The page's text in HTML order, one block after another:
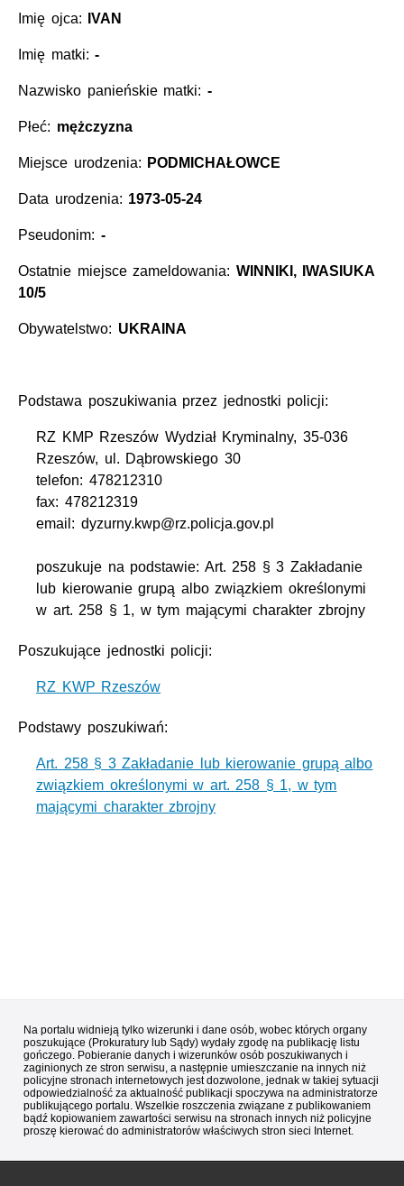
Imię ojca: IVAN
Imię matki:-
Nazwisko panieńskie matki: -
Płeć: mężczyzna
Miejsce urodzenia: PODMICHAŁOWCE
Data urodzenia: 1973-05-24
Pseudonim: -
Ostatnie miejsce zameldowania: WINNIKI, IWASIUKA
10/5
Obywatelstwo: UKRAINA
Podstawa poszukiwania przez jednostki policji:
RZ KMP Rzeszów Wydział Kryminalny, 35-036
Rzeszów, ul. Dąbrowskiego 30
telefon: 478212310
fax: 478212319
email: dyzurny.kwp@rz.policja.gov.pl
poszukuje na podstawie: Art. 258 § 3 Zakładanie
lub kierowanie grupą albo związkiem określonymi
w art. 258 § 1, w tym mającymi charakter zbrojny
Poszukujące jednostki policji:
RZ KWP Rzeszów
Podstawy poszukiwań:
Art. 258 § 3 Zakładanie lub kierowanie grupą albo
związkiem określonymi w art. 258 § 1, w tym
mającymi charakter zbrojny
Na portalu widnieją tylko wizerunki i dane osób, wobec których organy
poszukujące (Prokuratury lub Sądy) wydały zgodę na publikację listu
gończego. Pobieranie danych i wizerunków osób poszukiwanych i
zaginionych ze stron serwisu, a następnie umieszczanie na innych niż
policyjne stronach internetowych jest dozwolone, jednak w takiej sytuacji
odpowiedzialność za aktualność publikacji spoczywa na administratorze
publikującego portalu. Wszelkie roszczenia związane z publikowaniem
bądź kopiowaniem zawartości serwisu na stronach innych niż policyjne
proszę kierować do administratorów właściwych stron sieci Internet.